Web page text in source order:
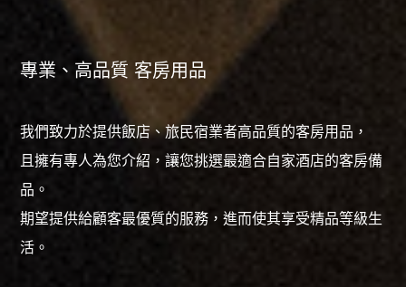
專業、高品質 客房用品
我們致力於提供飯店、旅民宿業者高品質的客房用品，
且擁有專人為您介紹，讓您挑選最適合自家酒店的客房備
品。
期望提供給顧客最優質的服務，進而使其享受精品等級生
活。